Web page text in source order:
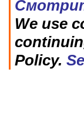
We use
Policy.